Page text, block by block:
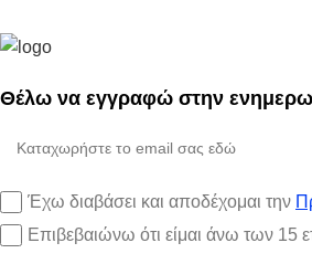
Θέλω να εγγραφώ στην
Έχω διαβάσει και αποδέχομαι την
Επιβεβαιώνω ότι είμαι άνω των 15